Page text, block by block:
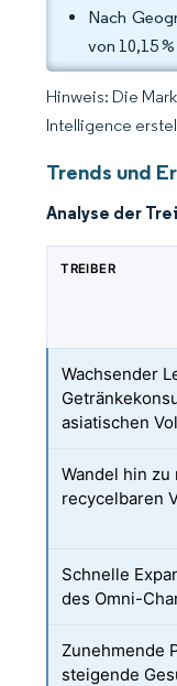
Nach
von 10,15
Hinweis: Die
Intelligence
Trends und
Analyse der
TREIBER
Wachsender
asiatischen
Wandel hin
recycelbaren
Schnelle
des Omni-
Zunehmende
steigende